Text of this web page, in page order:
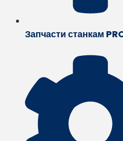
Запчасти станкам